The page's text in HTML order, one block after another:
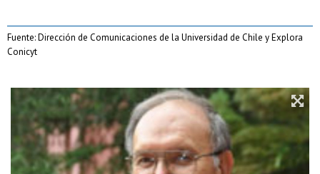
Fuente: Dirección de Comunicaciones de la Universidad de Chile y Explora
Conicyt